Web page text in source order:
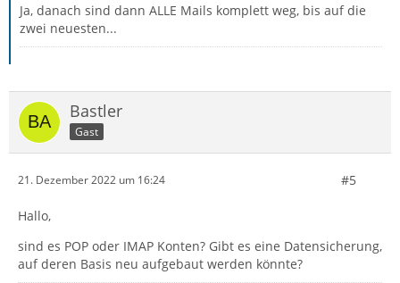
Ja, danach sind dann ALLE Mails komplett weg, bis auf die
zwei neuesten...
Bastler
Gast
21. Dezember 2022 um 16:24 #5
Hallo,
sind es POP oder IMAP Konten? Gibt es eine Datensicherung,
auf deren Basis neu aufgebaut werden könnte?